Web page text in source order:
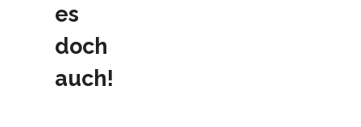
es
doch
auch!